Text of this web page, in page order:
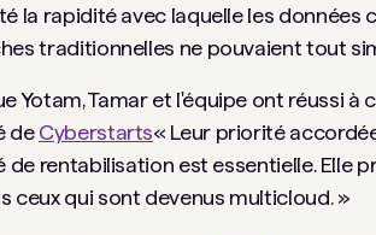
la rapidité avec laquelle les données
traditionnelles ne pouvaient tout
Yotam, Tamar et l'équipe ont réussi
deCyberstarts« Leur priorité
de rentabilisation est essentielle. Elle
ceux qui sont devenus multicloud. »